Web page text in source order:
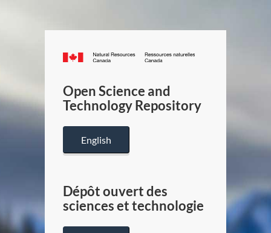
Canada.ca
/
Canada
Open Science and
Technology Repository
English
Dépôt ouvert des
sciences et technologie